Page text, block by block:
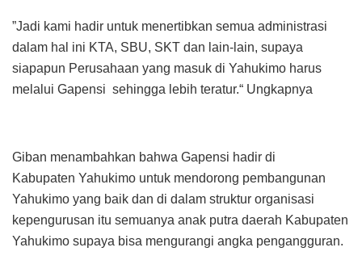
”Jadi kami hadir untuk menertibkan semua administrasi
dalam hal ini KTA, SBU, SKT dan lain-lain, supaya
siapapun Perusahaan yang masuk di Yahukimo harus
melalui Gapensi sehingga lebih teratur.“ Ungkapnya
Giban menambahkan bahwa Gapensi hadir di
Kabupaten Yahukimo untuk mendorong pembangunan
Yahukimo yang baik dan di dalam struktur organisasi
kepengurusan itu semuanya anak putra daerah Kabupaten
Yahukimo supaya bisa mengurangi angka pengangguran.